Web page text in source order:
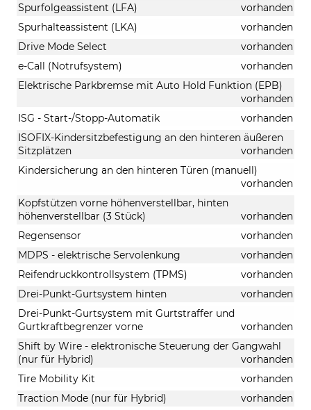
Spurfolgeassistent (LFA)
vorhanden
Spurhalteassistent (LKA)
vorhanden
Drive Mode Select
vorhanden
e-Call (Notrufsystem)
vorhanden
Elektrische Parkbremse mit Auto Hold Funktion (EPB)
vorhanden
ISG - Start-/Stopp-Automatik
vorhanden
ISOFIX-Kindersitzbefestigung an den hinteren äußeren
Sitzplätzen
vorhanden
Kindersicherung an den hinteren Türen (manuell)
vorhanden
Kopfstützen vorne höhenverstellbar, hinten
höhenverstellbar (3 Stück)
vorhanden
Regensensor
vorhanden
MDPS - elektrische Servolenkung
vorhanden
Reifendruckkontrollsystem (TPMS)
vorhanden
Drei-Punkt-Gurtsystem hinten
vorhanden
Drei-Punkt-Gurtsystem mit Gurtstraffer und
Gurtkraftbegrenzer vorne
vorhanden
Shift by Wire - elektronische Steuerung der Gangwahl
(nur für Hybrid)
vorhanden
Tire Mobility Kit
vorhanden
Traction Mode (nur für Hybrid)
vorhanden